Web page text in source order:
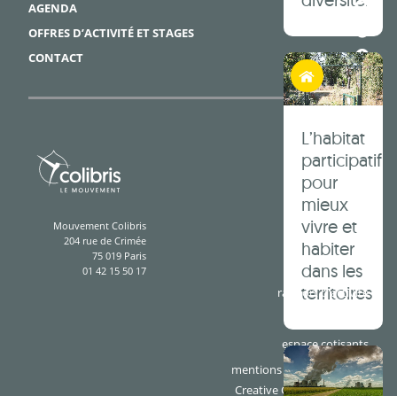
Habiter autrement
L’habitat
participatif
pour
mieux
vivre et
habiter
dans les
territoires
Mouvement Colibris
204 rue de Crimée
75 019 Paris
01 42 15 50 17
AGENDA
OFFRES D’ACTIVITÉ ET STAGES
CONTACT
Creative Commons BY-SA
rapport d'activité
espace cotisants
mentions légales & crédits